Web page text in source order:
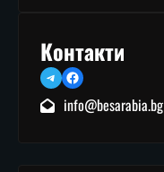
Контакти
TelegramFacebook
info@besarabia.bg